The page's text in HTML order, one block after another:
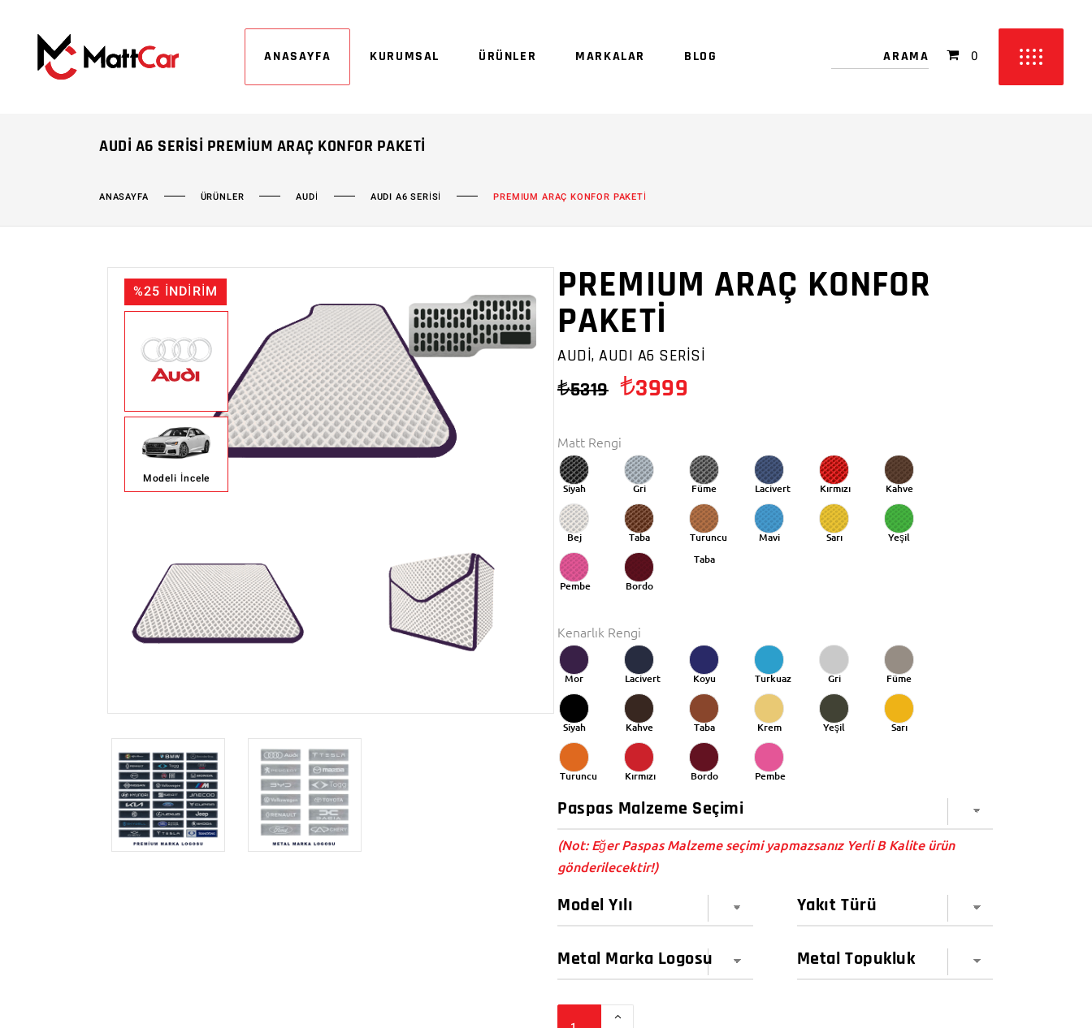
ANASAYFA KURUMSAL ÜRÜNLER MARKALAR BLOG 0
AUDI A6 SERISI PREMIUM ARAÇ KONFOR PAKETI
ANASAYFA ÜRÜNLER AUDİ AUDI A6 SERİSİ PREMIUM ARAÇ KONFOR PAKETİ
%25 İNDİRİM
Modeli İncele
PREMIUM ARAÇ KONFOR
PAKETİ
AUDİ, AUDI A6 SERİSİ
5319 3999
Matt Rengi
Siyah Gri Füme Lacivert Kırmızı Kahve
Bej Taba
Turuncu
Taba
Mavi Sarı Yeşil
Pembe Bordo
Kenarlık Rengi
Mor Lacivert
Koyu
Mavi
Turkuaz Gri Füme
Siyah Kahve Taba Krem Yeşil Sarı
Turuncu Kırmızı Bordo Pembe
(Not: Eğer Paspas Malzeme seçimi yapmazsanız Yerli B Kalite ürün
gönderilecektir!)